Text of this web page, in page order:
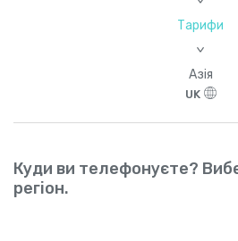
Тарифи
>
Азія
UK
Куди ви телефонуєте?
регіон.